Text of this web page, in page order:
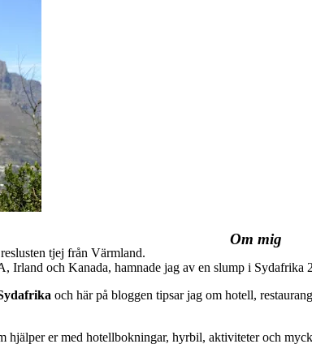
Om mig
tjej från Värmland.
Irland och Kanada, hamnade jag av en slump i Sydafrika
och här på bloggen tipsar jag om hotell,
hjälper er med hotellbokningar, hyrbil, aktiviteter och